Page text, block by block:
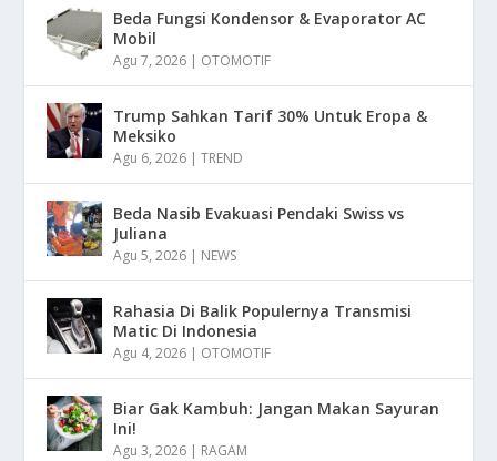
Beda Fungsi Kondensor & Evaporator AC
Mobil
Agu 7, 2026 | OTOMOTIF
Trump Sahkan Tarif 30% Untuk Eropa &
Meksiko
Agu 6, 2026 |TREND
Beda Nasib Evakuasi Pendaki Swiss vs
Juliana
Agu 5, 2026 | NEWS
Rahasia Di Balik Populernya Transmisi
Matic Di Indonesia
Agu 4, 2026 | OTOMOTIF
Biar Gak Kambuh: Jangan Makan Sayuran
Ini!
Agu 3, 2026 | RAGAM